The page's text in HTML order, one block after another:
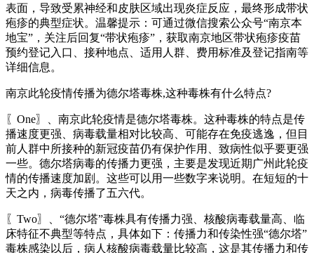
表面，导致受累神经和皮肤区域出现炎症反应，最终形成带状
疱疹的典型症状。温馨提示：可通过微信搜索公众号“南京本
地宝”，关注后回复“带状疱疹”，获取南京地区带状疱疹疫苗
预约登记入口、接种地点、适用人群、费用标准及登记指南等
详细信息。
南京此轮疫情传播为德尔塔毒株,这种毒株有什么特点?
〖One〗、南京此轮疫情是德尔塔毒株。这种毒株的特点是传
播速度更强、病毒载量相对比较高、可能存在免疫逃逸，但目
前人群中所接种的新冠疫苗仍有保护作用、致病性似乎要更强
一些。德尔塔病毒的传播力更强，主要是发现近期广州此轮疫
情的传播速度加剧。这些可以用一些数字来说明。在短短的十
天之内，病毒传播了五六代。
〖Two〗、“德尔塔”毒株具有传播力强、核酸病毒载量高、临
床特征不典型等特点，具体如下：传播力和传染性强“德尔塔”
毒株感染以后，病人核酸病毒载量比较高，这是其传播力和传